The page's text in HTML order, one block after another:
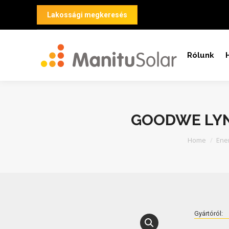
Lakossági megkeresés
Rólunk
GOODWE
You are
Home
Gyártóról: